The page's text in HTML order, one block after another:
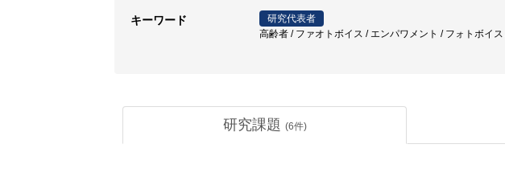
キーワード
研究代表者
高齢者 / ファオトボイス / エンパワメント / フォトボイ
研究課題 (6件)